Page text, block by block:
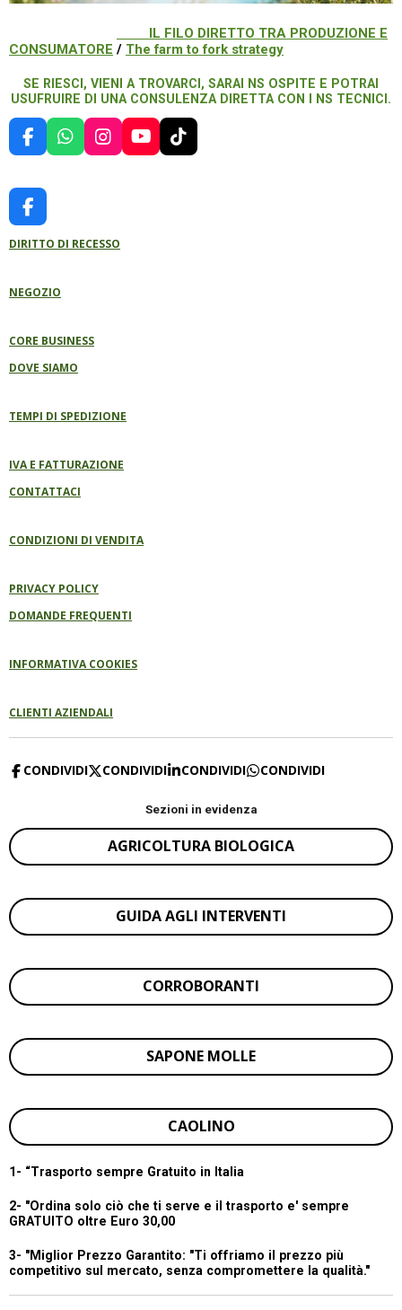
IL FILO DIRETTO TRA PRODUZIONE E
CONSUMATORE / The farm to fork strategy
SE RIESCI, VIENI A TROVARCI, SARAI NS OSPITE E POTRAI
USUFRUIRE DI UNA CONSULENZA DIRETTA CON I NS TECNICI.
F
A
E
B
O
O
W
H
P
I
N
R
Y
O
T
I
F
A
C
O
K
DIRITTO DI RECESSO
NEGOZIO
CORE BUSINESS
DOVE SIAMO
TEMPI DI SPEDIZIONE
IVA E FATTURAZIONE
CONTATTACI
CONDIZIONI DI VENDITA
PRIVACY POLICY
DOMANDE FREQUENTI
INFORMATIVA COOKIES
CLIENTI AZIENDALI
CONDIVIDI CONDIVIDI CONDIVIDI CONDIVIDI
Sezioni in evidenza
AGRICOLTURA BIOLOGICA
GUIDA AGLI INTERVENTI
CORROBORANTI
SAPONE MOLLE
CAOLINO
1- “Trasporto sempre Gratuito in Italia
2- "Ordina solo ciò che ti serve e il trasporto e' sempre
GRATUITO oltre Euro 30,00
3- "Miglior Prezzo Garantito: "Ti offriamo il prezzo più
competitivo sul mercato, senza compromettere la qualità."